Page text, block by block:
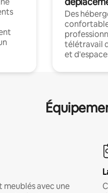
Des
télétravail
et
avec une